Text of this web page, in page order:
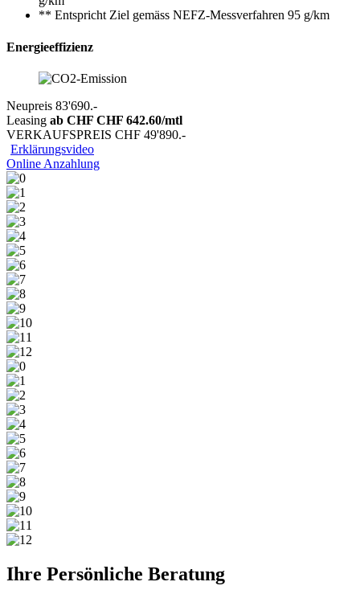
** Entspricht Ziel gemäss NEFZ-Messverfahren 95 g/km
Energieeffizienz
Neupreis 83'690.-
Leasing ab CHF CHF 642.60/mtl
VERKAUFSPREIS CHF 49'890.-
Erklärungsvideo
Online Anzahlung
Ihre Persönliche Beratung